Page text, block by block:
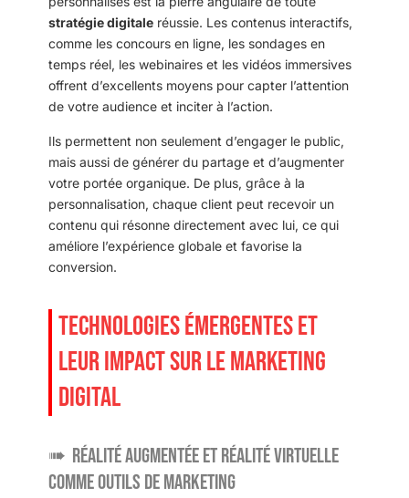
stratégie digitaleréussie. Les contenus interactifs,
comme les concours en ligne, les sondages en
temps réel, les webinaires et les vidéos immersives
offrent d’excellents moyens pour capter l’attention
de votre audience et inciter à l’action.
Ils permettent non seulement d’engager le public,
mais aussi de générer du partage et d’augmenter
votre portée organique. De plus, grâce à la
personnalisation, chaque client peut recevoir un
contenu qui résonne directement avec lui, ce qui
améliore l’expérience globale et favorise la
conversion.
TECHNOLOGIES ÉMERGENTES ET
LEUR IMPACT SUR LE MARKETING
DIGITAL
Réalité augmentée et réalité virtuelle
comme outils de marketing